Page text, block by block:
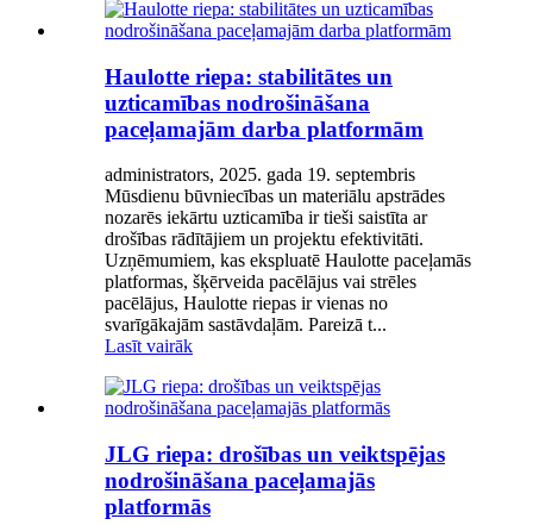
Haulotte riepa: stabilitātes un
uzticamības nodrošināšana
paceļamajām darba platformām
administrators, 2025. gada 19. septembris
Mūsdienu būvniecības un materiālu apstrādes
nozarēs iekārtu uzticamība ir tieši saistīta ar
drošības rādītājiem un projektu efektivitāti.
Uzņēmumiem, kas ekspluatē Haulotte paceļamās
platformas, šķērveida pacēlājus vai strēles
pacēlājus, Haulotte riepas ir vienas no
svarīgākajām sastāvdaļām. Pareizā t...
Lasīt vairāk
JLG riepa: drošības un veiktspējas
nodrošināšana paceļamajās
platformās